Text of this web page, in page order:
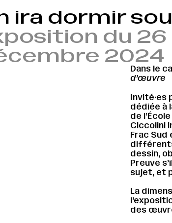
ira dormir
du 26
2024
Dans le
d’œuvre
Invité·es
dédiée à
de
Ciccolini
Frac
dessin,
Preuve
sujet, et
La
des